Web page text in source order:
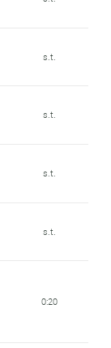
s.t.
s.t.
s.t.
s.t.
0:20